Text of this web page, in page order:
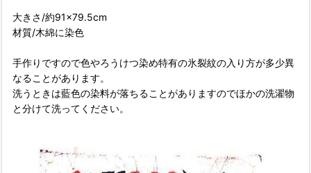
大きさ/約91×79.5cm
材質/木綿に染色
手作りですので色やろうけつ染め特有の氷裂紋の入り方が多少異
なることがあります。
洗うときは藍色の染料が落ちることがありますのでほかの洗濯物
と分けて洗ってください。